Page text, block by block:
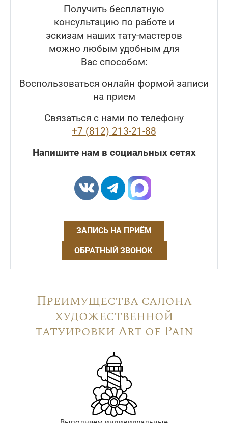
Получить бесплатную
консультацию по работе и
эскизам наших тату-мастеров
можно любым удобным для
Вас способом:
Воспользоваться онлайн формой записи
на прием
Связаться с нами по телефону
+7 (812) 213-21-88
Напишите нам в социальных сетях
ЗАПИСЬ НА ПРИЁМ
ОБРАТНЫЙ ЗВОНОК
Преимущества салона
художественной
татуировки Art of Pain